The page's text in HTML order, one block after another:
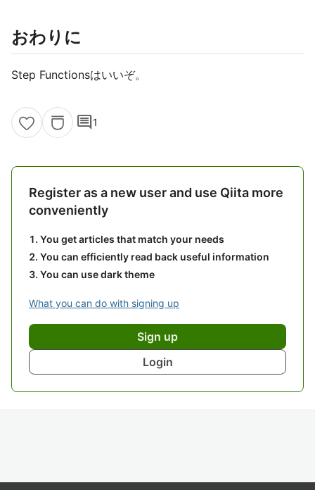
おわりに
Step Functionsはいいぞ。
comment1
Register as a new user and use Qiita more
conveniently
You get articles that match your needs
You can efficiently read back useful information
You can use dark theme
What you can do with signing up
Sign up
Login